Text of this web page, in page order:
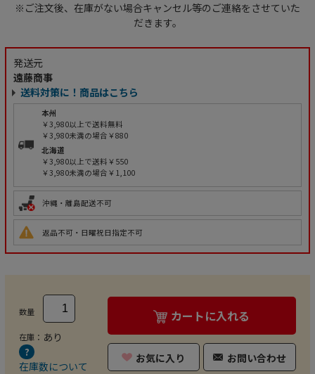
※ご注文後、在庫がない場合キャンセル等のご連絡をさせていた
だきます。
発送元
遠藤商事
送料対策に！商品はこちら
本州
￥3,980以上で送料無料
￥3,980未満の場合￥880
北海道
￥3,980以上で送料￥550
￥3,980未満の場合￥1,100
沖縄・離島配送不可
返品不可・日曜祝日指定不可
数量
在庫： あり
在庫数について
カートに入れる
お気に入り お問い合わせ